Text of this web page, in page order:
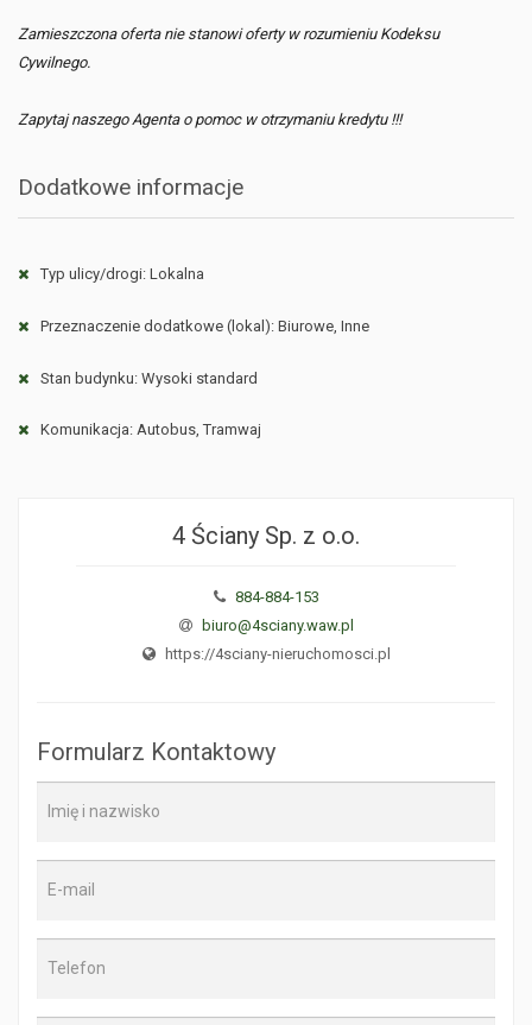
Zamieszczona oferta nie stanowi oferty w rozumieniu Kodeksu
Cywilnego.
Zapytaj naszego Agenta o pomoc w otrzymaniu kredytu !!!
Dodatkowe informacje
Typ ulicy/drogi: Lokalna
Przeznaczenie dodatkowe (lokal): Biurowe, Inne
Stan budynku: Wysoki standard
Komunikacja: Autobus, Tramwaj
4 Ściany Sp. z o.o.
884-884-153
biuro@4sciany.waw.pl
https://4sciany-nieruchomosci.pl
Formularz Kontaktowy